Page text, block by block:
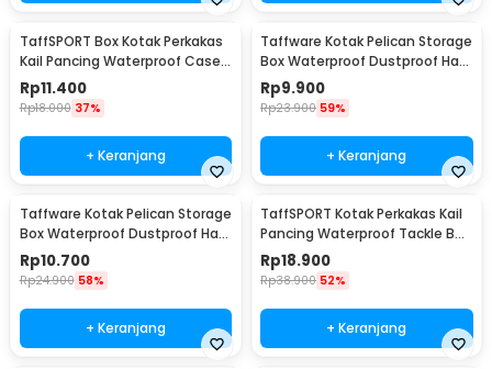
TaffSPORT Box Kotak Perkakas
Kail Pancing Waterproof Case -
Q041
Rp11.400
Rp18.000 37%
+ Keranjang
Taffware Kotak Pelican Storage
Box Waterproof Dustproof Hard
Case ABS S - G10/J020
Rp9.900
Rp23.900 59%
+ Keranjang
Taffware Kotak Pelican Storage
Box Waterproof Dustproof Hard
Case ABS L - G10/J020
Rp10.700
Rp24.900 58%
+ Keranjang
TaffSPORT Kotak Perkakas Kail
Pancing Waterproof Tackle Box
12 Grid - MCC01
Rp18.900
Rp38.900 52%
+ Keranjang